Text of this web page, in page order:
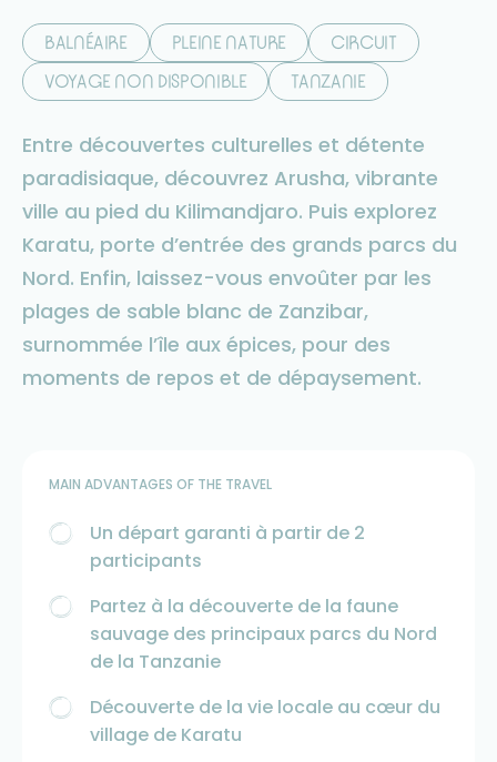
BALNÉAIRE PLEINE NATURE
CIRCUIT
VOYAGE NON DISPONIBLE
TANZANIE
Entre découvertes culturelles et détente
paradisiaque, découvrez Arusha, vibrante
ville au pied du Kilimandjaro. Puis explorez
Karatu, porte d’entrée des grands parcs du
Nord. Enfin, laissez-vous envoûter par les
plages de sable blanc de Zanzibar,
surnommée l’île aux épices, pour des
moments de repos et de dépaysement.
MAIN ADVANTAGES OF THE TRAVEL
Un départ garanti à partir de 2
participants
Partez à la découverte de la faune
sauvage des principaux parcs du Nord
de la Tanzanie
Découverte de la vie locale au cœur du
village de Karatu